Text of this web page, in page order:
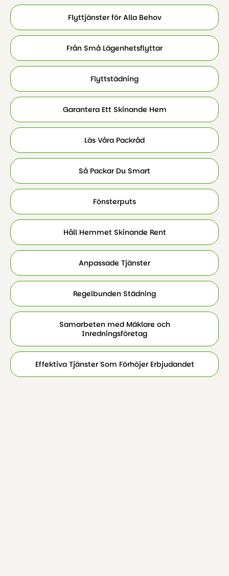
Flyttjänster för Alla Behov
Från Små Lägenhetsflyttar
Flyttstädning
Garantera Ett Skinande Hem
Läs Våra Packråd
Så Packar Du Smart
Fönsterputs
Håll Hemmet Skinande Rent
Anpassade Tjänster
Regelbunden Städning
Samarbeten med Mäklare och
Inredningsföretag
Effektiva Tjänster Som Förhöjer Erbjudandet